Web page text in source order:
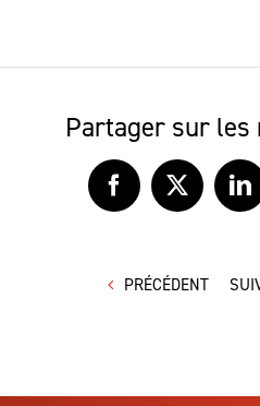
Partager sur les
Facebook
X
PRÉCÉDENT